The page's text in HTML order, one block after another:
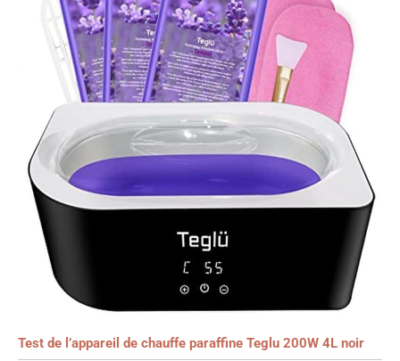
Test de l’appareil de chauffe paraffine Teglu 200W 4L noir